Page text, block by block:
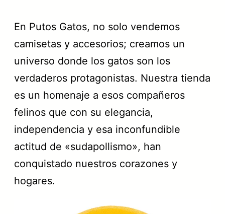
En Putos Gatos, no solo vendemos
camisetas y accesorios; creamos un
universo donde los gatos son los
verdaderos protagonistas. Nuestra tienda
es un homenaje a esos compañeros
felinos que con su elegancia,
independencia y esa inconfundible
actitud de «sudapollismo», han
conquistado nuestros corazones y
hogares.